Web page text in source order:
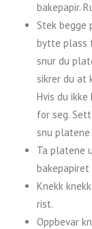
bakepapir.
Stek begge
bytte plass
snur du
sikrer du at
Hvis du
for seg.
snu platene
Ta platene
bakepapiret
Knekk
rist.
Oppbevar